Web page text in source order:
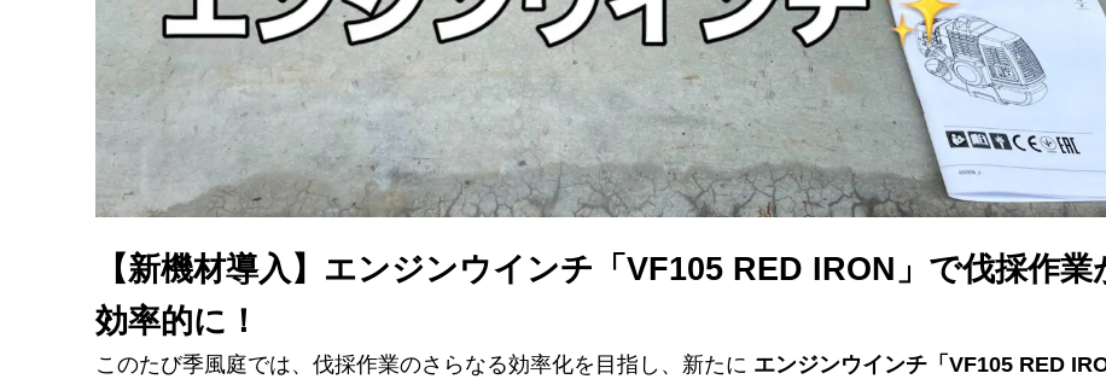
【新機材導入】エンジンウインチ「VF105 RED IRON」で伐採作業
効率的に！
このたび季風庭では、伐採作業のさらなる効率化を目指し、新たに エンジンウインチ「VF105 RED